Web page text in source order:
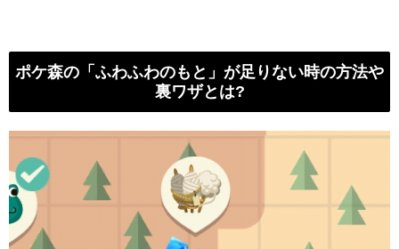
ポケ森の「ふわふわのもと」が足りない時の方法や
裏ワザとは?